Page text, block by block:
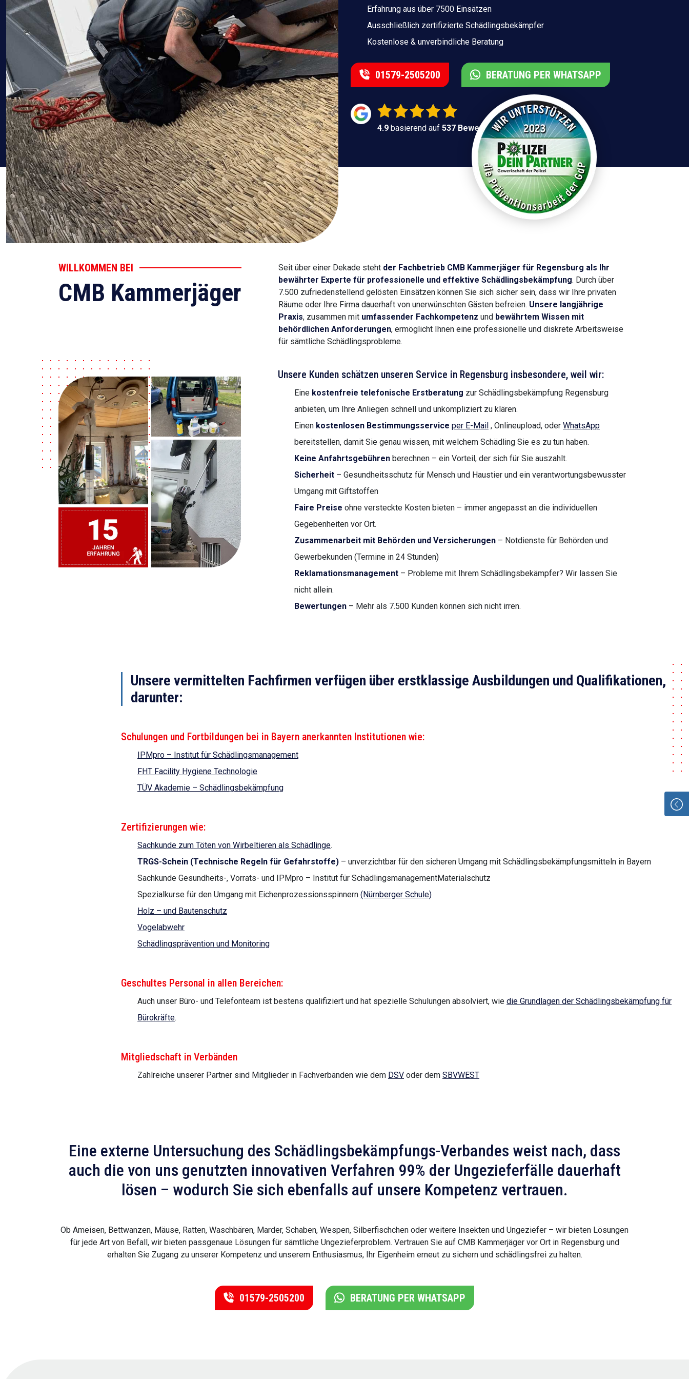
Erfahrung aus über 7500 Einsätzen
Ausschließlich zertifizierte Schädlingsbekämpfer
Kostenlose & unverbindliche Beratung
01579-2505200 BERATUNG PER WHATSAPP
4.9 basierend auf 537 Bewertungen
WILLKOMMEN BEI
CMB Kammerjäger
Seit über einer Dekade steht der Fachbetrieb CMB Kammerjäger für Regensburg als Ihr
bewährter Experte für professionelle und effektive Schädlingsbekämpfung. Durch über
7.500 zufriedenstellend gelösten Einsätzen können Sie sich sicher sein, dass wir Ihre privaten
Räume oder Ihre Firma dauerhaft von unerwünschten Gästen befreien. Unsere langjährige
Praxis, zusammen mit umfassender Fachkompetenz und bewährtem Wissen mit
behördlichen Anforderungen, ermöglicht Ihnen eine professionelle und diskrete Arbeitsweise
für sämtliche Schädlingsprobleme.
Unsere Kunden schätzen unseren Service in Regensburg insbesondere, weil wir:
Eine kostenfreie telefonische Erstberatung zur Schädlingsbekämpfung Regensburg
anbieten, um Ihre Anliegen schnell und unkompliziert zu klären.
Einen kostenlosen Bestimmungsservice per E-Mail , Onlineupload, oder WhatsApp
bereitstellen, damit Sie genau wissen, mit welchem Schädling Sie es zu tun haben.
Keine Anfahrtsgebühren berechnen – ein Vorteil, der sich für Sie auszahlt.
Sicherheit – Gesundheitsschutz für Mensch und Haustier und ein verantwortungsbewusster
Umgang mit Giftstoffen
Faire Preise ohne versteckte Kosten bieten – immer angepasst an die individuellen
Gegebenheiten vor Ort.
Zusammenarbeit mit Behörden und Versicherungen – Notdienste für Behörden und
Gewerbekunden (Termine in 24 Stunden)
Reklamationsmanagement – Probleme mit Ihrem Schädlingsbekämpfer? Wir lassen Sie
nicht allein.
Bewertungen – Mehr als 7.500 Kunden können sich nicht irren.
Unsere vermittelten Fachfirmen verfügen über erstklassige Ausbildungen und Qualifikationen,
darunter:
Schulungen und Fortbildungen bei in Bayern anerkannten Institutionen wie:
IPMpro – Institut für Schädlingsmanagement
FHT Facility Hygiene Technologie
TÜV Akademie – Schädlingsbekämpfung
Zertifizierungen wie:
Sachkunde zum Töten von Wirbeltieren als Schädlinge.
TRGS-Schein (Technische Regeln für Gefahrstoffe) – unverzichtbar für den sicheren Umgang mit Schädlingsbekämpfungsmitteln in Bayern
Sachkunde Gesundheits-, Vorrats- und IPMpro – Institut für SchädlingsmanagementMaterialschutz
Spezialkurse für den Umgang mit Eichenprozessionsspinnern (Nürnberger Schule)
Holz – und Bautenschutz
Vogelabwehr
Schädlingsprävention und Monitoring
Geschultes Personal in allen Bereichen:
Auch unser Büro- und Telefonteam ist bestens qualifiziert und hat spezielle Schulungen absolviert, wie die Grundlagen der Schädlingsbekämpfung für
Bürokräfte.
Mitgliedschaft in Verbänden
Zahlreiche unserer Partner sind Mitglieder in Fachverbänden wie dem DSV oder dem SBVWEST
Eine externe Untersuchung des Schädlingsbekämpfungs-Verbandes weist nach, dass
auch die von uns genutzten innovativen Verfahren 99% der Ungezieferfälle dauerhaft
lösen – wodurch Sie sich ebenfalls auf unsere Kompetenz vertrauen.
Ob Ameisen, Bettwanzen, Mäuse, Ratten, Waschbären, Marder, Schaben, Wespen, Silberfischchen oder weitere Insekten und Ungeziefer – wir bieten Lösungen
für jede Art von Befall, wir bieten passgenaue Lösungen für sämtliche Ungezieferproblem. Vertrauen Sie auf CMB Kammerjäger vor Ort in Regensburg und
erhalten Sie Zugang zu unserer Kompetenz und unserem Enthusiasmus, Ihr Eigenheim erneut zu sichern und schädlingsfrei zu halten.
01579-2505200 BERATUNG PER WHATSAPP